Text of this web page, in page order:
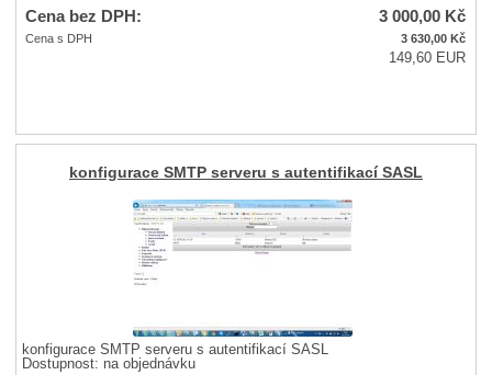
Cena bez DPH: 3 000,00 Kč
Cena s DPH 3 630,00 Kč
149,60 EUR
konfigurace SMTP serveru s autentifikací SASL
konfigurace SMTP serveru s autentifikací SASL
Dostupnost: na objednávku